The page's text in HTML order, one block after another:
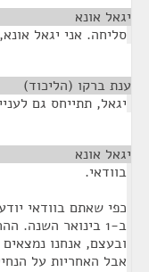
יגאל אונא
סליחה. אני יגאל
ענת ברקו (הליכוד)
יגאל, תתייחס גם
יגאל אונא
בוודאי.
כפי שאתם בוודאי
ב-1 בינואר
ובעצם, אנחנו
אבל האחריות על